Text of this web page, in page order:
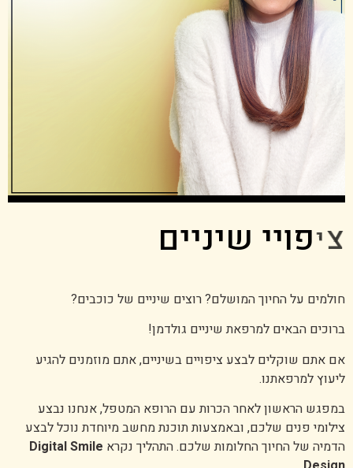
ציפויי שיניים
חולמים על החיוך המושלם? רוצים שיניים של כוכבים?
ברוכים הבאים למרפאת שיניים גולדמן!
אם אתם שוקלים לבצע ציפויים בשיניים, אתם מוזמנים להגיע
ליעוץ למרפאתנו.
במפגש הראשון לאחר הכרות עם הרופא המטפל, אנחנו נבצע
צילומי פנים שלכם, ובאמצעות תוכנת מחשב מיוחדת נוכל לבצע
הדמיה של החיוך החלומות שלכם. התהליך נקרא Digital Smile